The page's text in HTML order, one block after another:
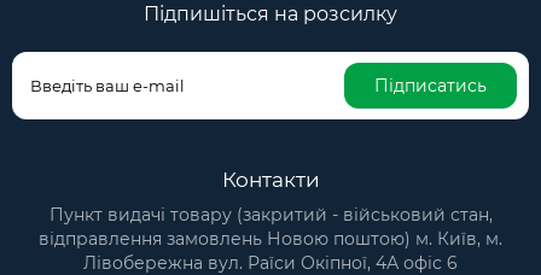
Підпишіться на розсилку
Підписатись
Контакти
Пункт видачі товару (закритий - військовий стан,
відправлення замовлень Новою поштою) м. Київ, м.
Лівобережна вул. Раїси Окіпної, 4А офіс 6